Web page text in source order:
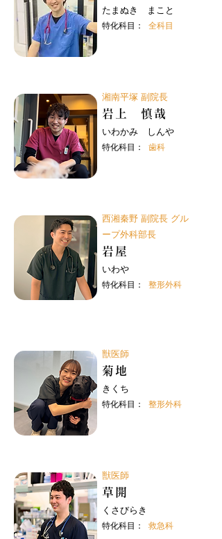
たまぬき まこと
特化科目： 全科目
湘南平塚 副院長
岩上 慎哉
いわかみ しんや
特化科目： 歯科
西湘秦野 副院長 グル
ープ外科部長
岩屋
いわや
特化科目： 整形外科
獣医師
菊地
きくち
特化科目： 整形外科
獣医師
草開
くさびらき
特化科目： 救急科